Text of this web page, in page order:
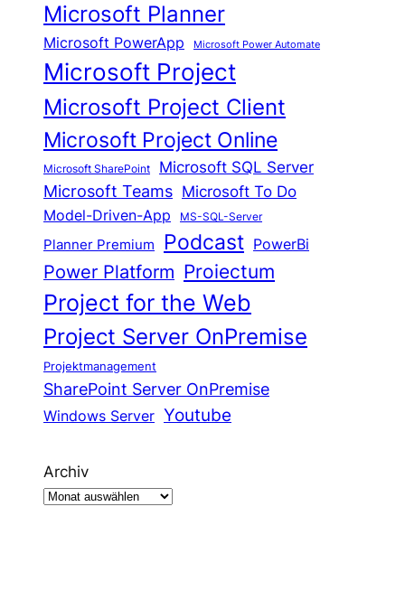
Microsoft Planner
Microsoft PowerApp Microsoft Power Automate
Microsoft Project
Microsoft Project Client
Microsoft Project Online
Microsoft SharePoint Microsoft SQL Server
Microsoft Teams Microsoft To Do
Model-Driven-App MS-SQL-Server
Planner Premium Podcast PowerBi
Power Platform Proiectum
Project for the Web
Project Server OnPremise
Projektmanagement
SharePoint Server OnPremise
Windows Server Youtube
Archiv